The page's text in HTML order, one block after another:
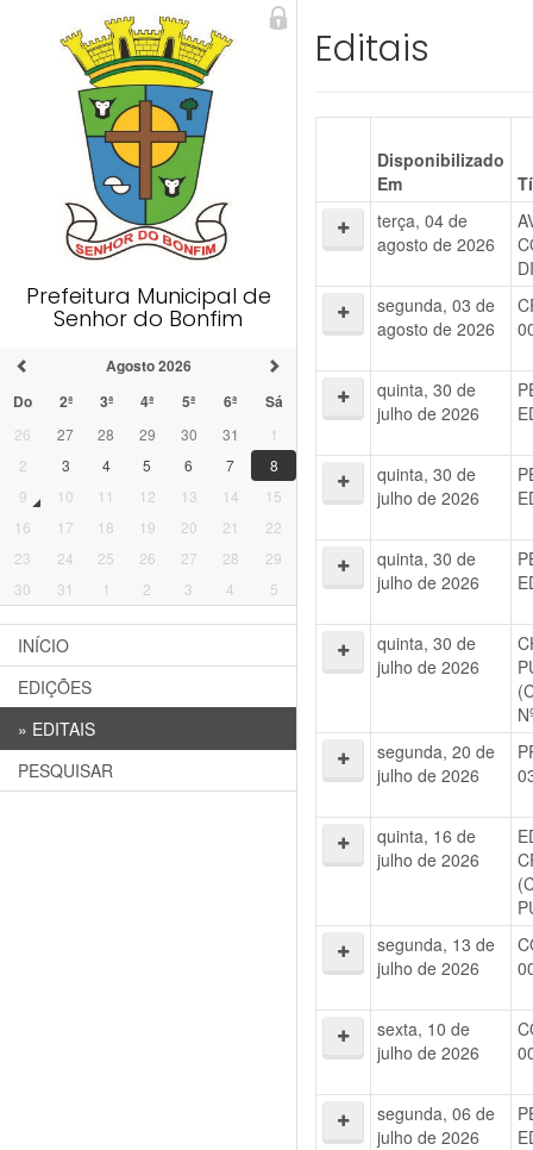
Prefeitura Municipal de
Senhor do Bonfim
Agosto 2026
Do
2ª 3ª 4ª 5ª 6ª Sá
26 27 28 29 30 31
1
2
3 4 5 6 7
8
9
10 11 12 13 14
15
16
17 18 19 20 21
22
23
24 25 26 27 28
29
30
31 1 2 3 4 5
INÍCIO
EDIÇÕES
» EDITAIS
PESQUISAR
Editais
Disponibilizado
Em
terça, 04 de
agosto de 2026
segunda, 03 de
agosto de 2026
quinta, 30 de
julho de 2026
quinta, 30 de
julho de 2026
quinta, 30 de
julho de 2026
quinta, 30 de
julho de 2026
segunda, 20 de
julho de 2026
quinta, 16 de
julho de 2026
segunda, 13 de
julho de 2026
sexta, 10 de
julho de 2026
segunda, 06 de
julho de 2026